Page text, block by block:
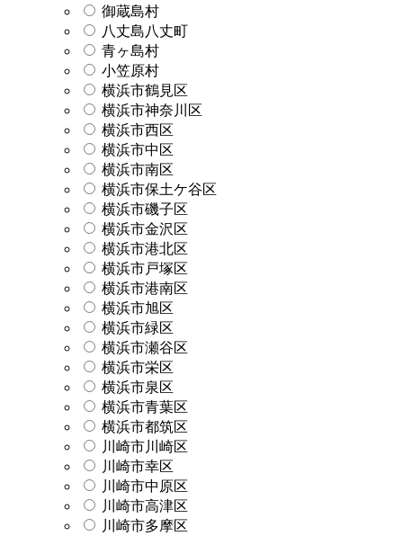
御蔵島村
八丈島八丈町
青ヶ島村
小笠原村
横浜市鶴見区
横浜市神奈川区
横浜市西区
横浜市中区
横浜市南区
横浜市保土ケ谷区
横浜市磯子区
横浜市金沢区
横浜市港北区
横浜市戸塚区
横浜市港南区
横浜市旭区
横浜市緑区
横浜市瀬谷区
横浜市栄区
横浜市泉区
横浜市青葉区
横浜市都筑区
川崎市川崎区
川崎市幸区
川崎市中原区
川崎市高津区
川崎市多摩区